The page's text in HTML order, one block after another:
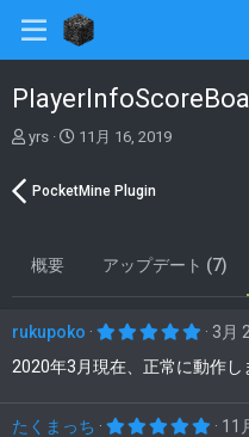
著
yrs
C
a
a
e
11月 16, 2019
PocketMine Plugin
概要 アップデート (7)
rukupoko
5
0
0
つ
星
3月
2020年3月現在、正常に動作し
たくまっち
5 11